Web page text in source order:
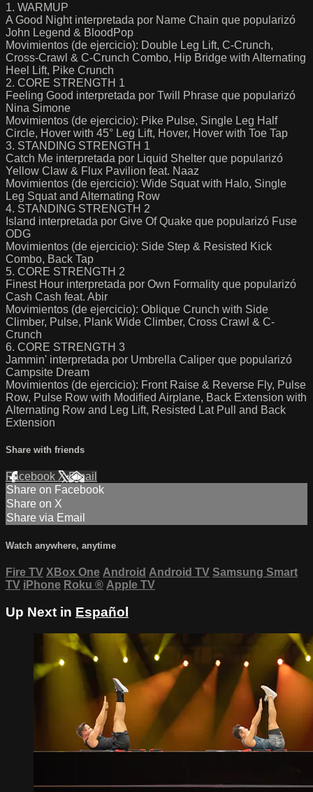
1. WARMUP
A Good Night interpretada por Name Chain que popularizó
John Legend & BloodPop
Movimientos (de ejercicio): Double Leg Lift, C-Crunch,
Cross-Crawl & C-Crunch Combo, Hip Bridge with Alternating
Heel Lift, Pike Crunch
2. CORE STRENGTH 1
Feeling Good interpretada por Twill Phrase que popularizó
Nina Simone
Movimientos (de ejercicio): Pike Pulse, Single Leg Half
Circle, Hover with 45° Leg Lift, Hover, Hover with Toe Tap
3. STANDING STRENGTH 1
Catch Me interpretada por Liquid Shelter que popularizó
Yellow Claw & Flux Pavilion feat. Naaz
Movimientos (de ejercicio): Wide Squat with Halo, Single
Leg Squat and Alternating Row
4. STANDING STRENGTH 2
Island interpretada por Give Of Quake que popularizó Fuse
ODG
Movimientos (de ejercicio): Side Step & Resisted Kick
Combo, Back Tap
5. CORE STRENGTH 2
Finest Hour interpretada por Own Formality que popularizó
Cash Cash feat. Abir
Movimientos (de ejercicio): Oblique Crunch with Side
Climber, Pulse, Plank Wide Climber, Cross Crawl & C-
Crunch
6. CORE STRENGTH 3
Jammin' interpretada por Umbrella Caliper que popularizó
Campsite Dream
Movimientos (de ejercicio): Front Raise & Reverse Fly, Pulse
Row, Pulse Row with Modified Airplane, Back Extension with
Alternating Row and Leg Lift, Resisted Lat Pull and Back
Extension
Share with friends
Facebook XEmail
Share on Facebook
Share on X
Share via Email
Watch anywhere, anytime
Fire TV XBox One Android Android TV Samsung Smart
TV iPhone Roku ® Apple TV
Up Next in Español